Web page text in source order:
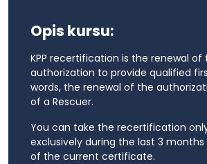
Opis kursu:
KPP recertification is the renewal of
authorization to provide qualified
words, the renewal of the
of a Rescuer.
You can take the recertification
exclusively during the last 3
of the current certificate.